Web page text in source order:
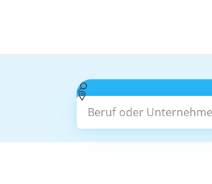
Beruf oder Unternehmen